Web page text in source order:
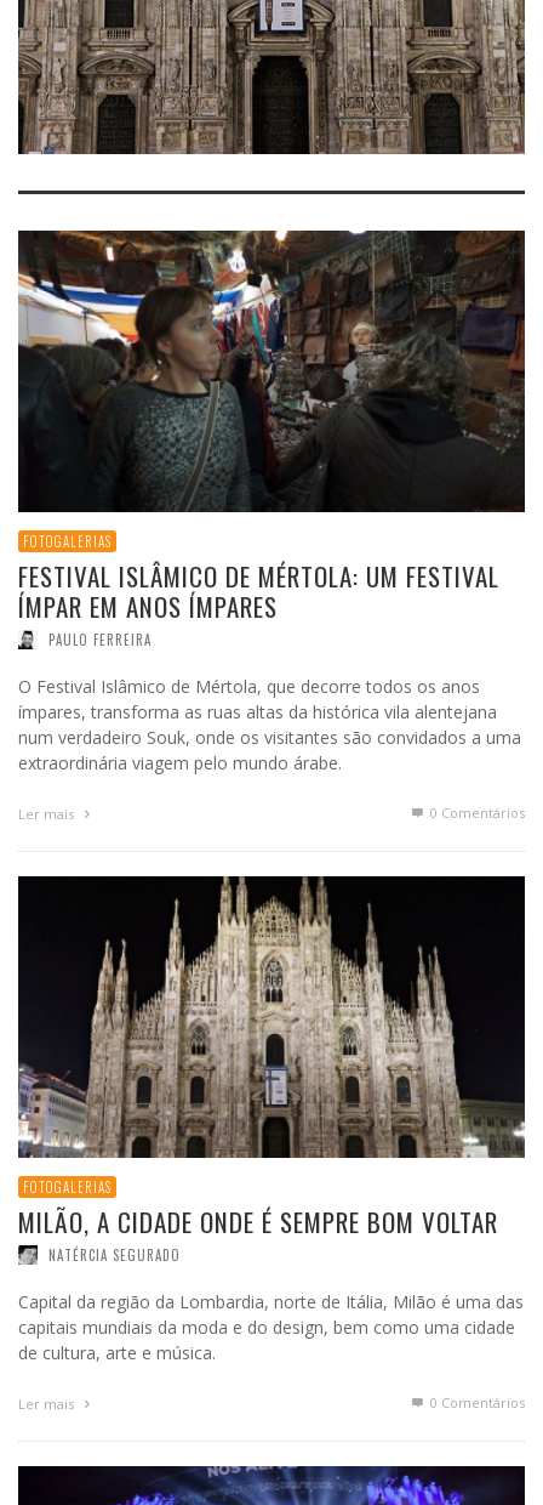
FOTOGALERIAS
FESTIVAL ISLÂMICO DE MÉRTOLA: UM FESTIVAL
ÍMPAR EM ANOS ÍMPARES
PAULO FERREIRA
O Festival Islâmico de Mértola, que decorre todos os anos
ímpares, transforma as ruas altas da histórica vila alentejana
num verdadeiro Souk, onde os visitantes são convidados a uma
extraordinária viagem pelo mundo árabe.
Ler mais 0 Comentários
FOTOGALERIAS
MILÃO, A CIDADE ONDE É SEMPRE BOM VOLTAR
NATÉRCIA SEGURADO
Capital da região da Lombardia, norte de Itália, Milão é uma das
capitais mundiais da moda e do design, bem como uma cidade
de cultura, arte e música.
Ler mais 0 Comentários